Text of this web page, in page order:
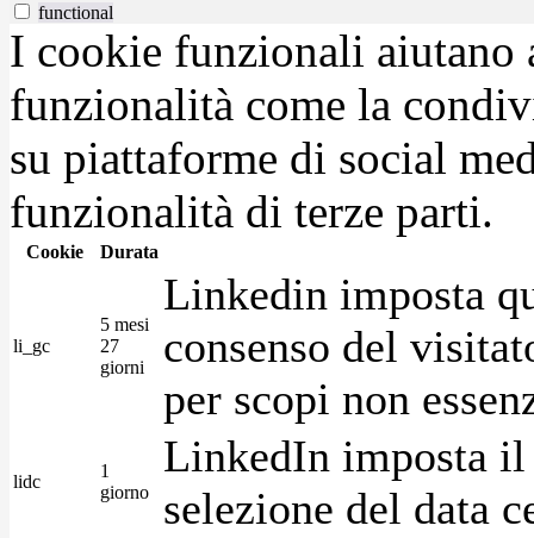
functional
I cookie funzionali aiutano
funzionalità come la
su piattaforme di social
funzionalità di terze parti.
Cookie Durata
li_gc
5 mesi
27
giorni
Linkedin imposta
consenso del
per scopi non
lidc
1
giorno
LinkedIn imposta
selezione del data